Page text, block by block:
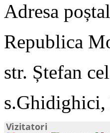
Adresa
Republica
str. Ștefan